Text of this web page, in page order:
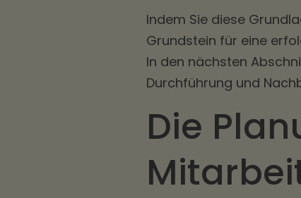
Indem Sie diese
Grundstein für eine
In den nächsten
Durchführung und
Die